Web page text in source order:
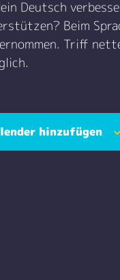
Deutsch
Beim
Triff
hinzufügen